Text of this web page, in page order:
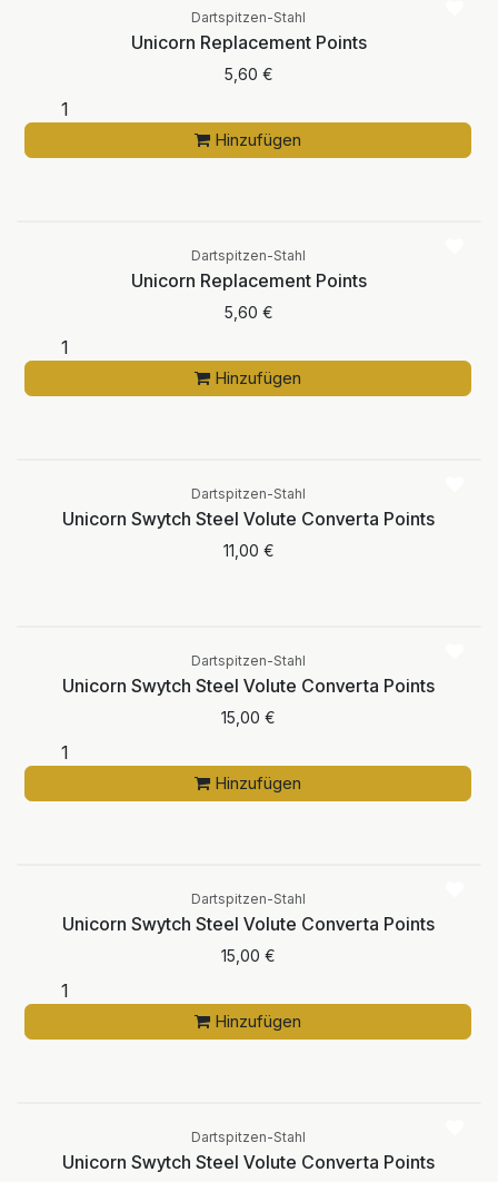
Dartspitzen-Stahl
Unicorn Replacement Points
5,60 €
Hinzufügen
Dartspitzen-Stahl
Unicorn Replacement Points
5,60 €
Hinzufügen
Dartspitzen-Stahl
Unicorn Swytch Steel Volute Converta Points
11,00 €
Dartspitzen-Stahl
Unicorn Swytch Steel Volute Converta Points
15,00 €
Hinzufügen
Dartspitzen-Stahl
Unicorn Swytch Steel Volute Converta Points
15,00 €
Hinzufügen
Dartspitzen-Stahl
Unicorn Swytch Steel Volute Converta Points